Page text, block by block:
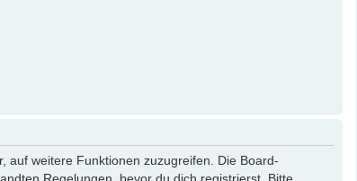
auf weitere Funktionen zuzugreifen. Die Board-
Regelungen, bevor du dich registrierst. Bitte